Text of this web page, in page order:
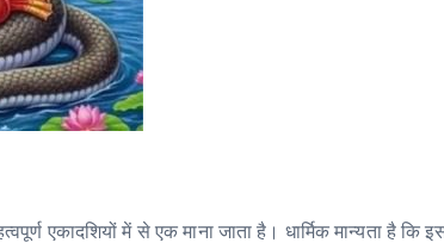
एकादशियों में से एक माना जाता है। धार्मिक मान्यता है कि